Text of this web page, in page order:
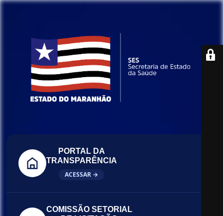
PORTAL DA
TRANSPARÊNCIA
ACESSAR →
COMISSÃO SETORIAL